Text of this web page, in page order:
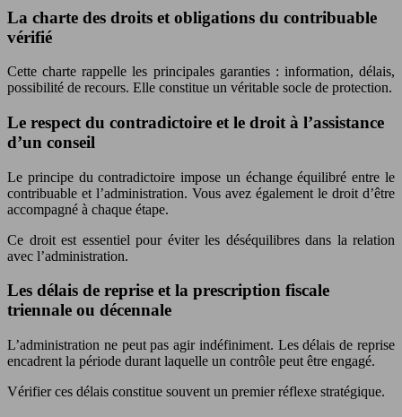
La charte des droits et obligations du contribuable
vérifié
Cette charte rappelle les principales garanties : information, délais,
possibilité de recours. Elle constitue un véritable socle de protection.
Le respect du contradictoire et le droit à l’assistance
d’un conseil
Le principe du contradictoire impose un échange équilibré entre le
contribuable et l’administration. Vous avez également le droit d’être
accompagné à chaque étape.
Ce droit est essentiel pour éviter les déséquilibres dans la relation
avec l’administration.
Les délais de reprise et la prescription fiscale
triennale ou décennale
L’administration ne peut pas agir indéfiniment. Les délais de reprise
encadrent la période durant laquelle un contrôle peut être engagé.
Vérifier ces délais constitue souvent un premier réflexe stratégique.